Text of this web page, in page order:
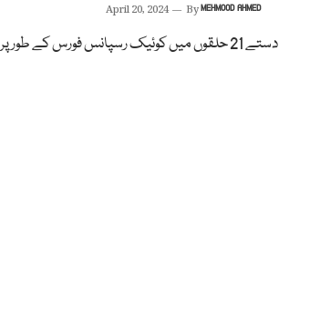
April 20, 2024 ByMEHMOOD AHMED
دستے 21 حلقوں میں کوئیک رسپانس فورس کے طور پر استعمال ہوں گے